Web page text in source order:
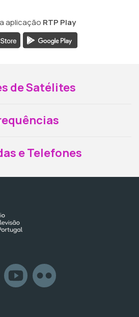
aplicação RTP Play
de Satélites
e Telefones